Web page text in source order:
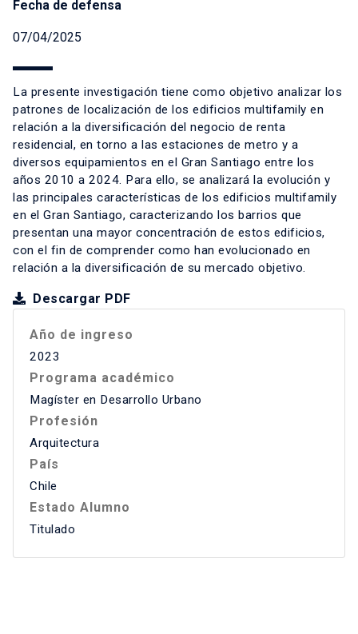
Fecha de defensa
07/04/2025
La presente investigación tiene como objetivo analizar los
patrones de localización de los edificios multifamily en
relación a la diversificación del negocio de renta
residencial, en torno a las estaciones de metro y a
diversos equipamientos en el Gran Santiago entre los
años 2010 a 2024. Para ello, se analizará la evolución y
las principales características de los edificios multifamily
en el Gran Santiago, caracterizando los barrios que
presentan una mayor concentración de estos edificios,
con el fin de comprender como han evolucionado en
relación a la diversificación de su mercado objetivo.
Descargar PDF
Año de ingreso
2023
Programa académico
Magíster en Desarrollo Urbano
Profesión
Arquitectura
País
Chile
Estado Alumno
Titulado